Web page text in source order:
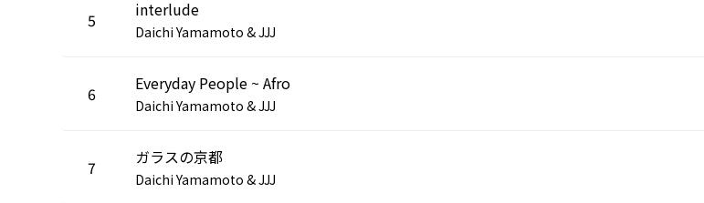
5 interlude
Daichi Yamamoto & JJJ
6 Everyday People ~ Afro
Daichi Yamamoto & JJJ
7 ガラスの京都
Daichi Yamamoto & JJJ